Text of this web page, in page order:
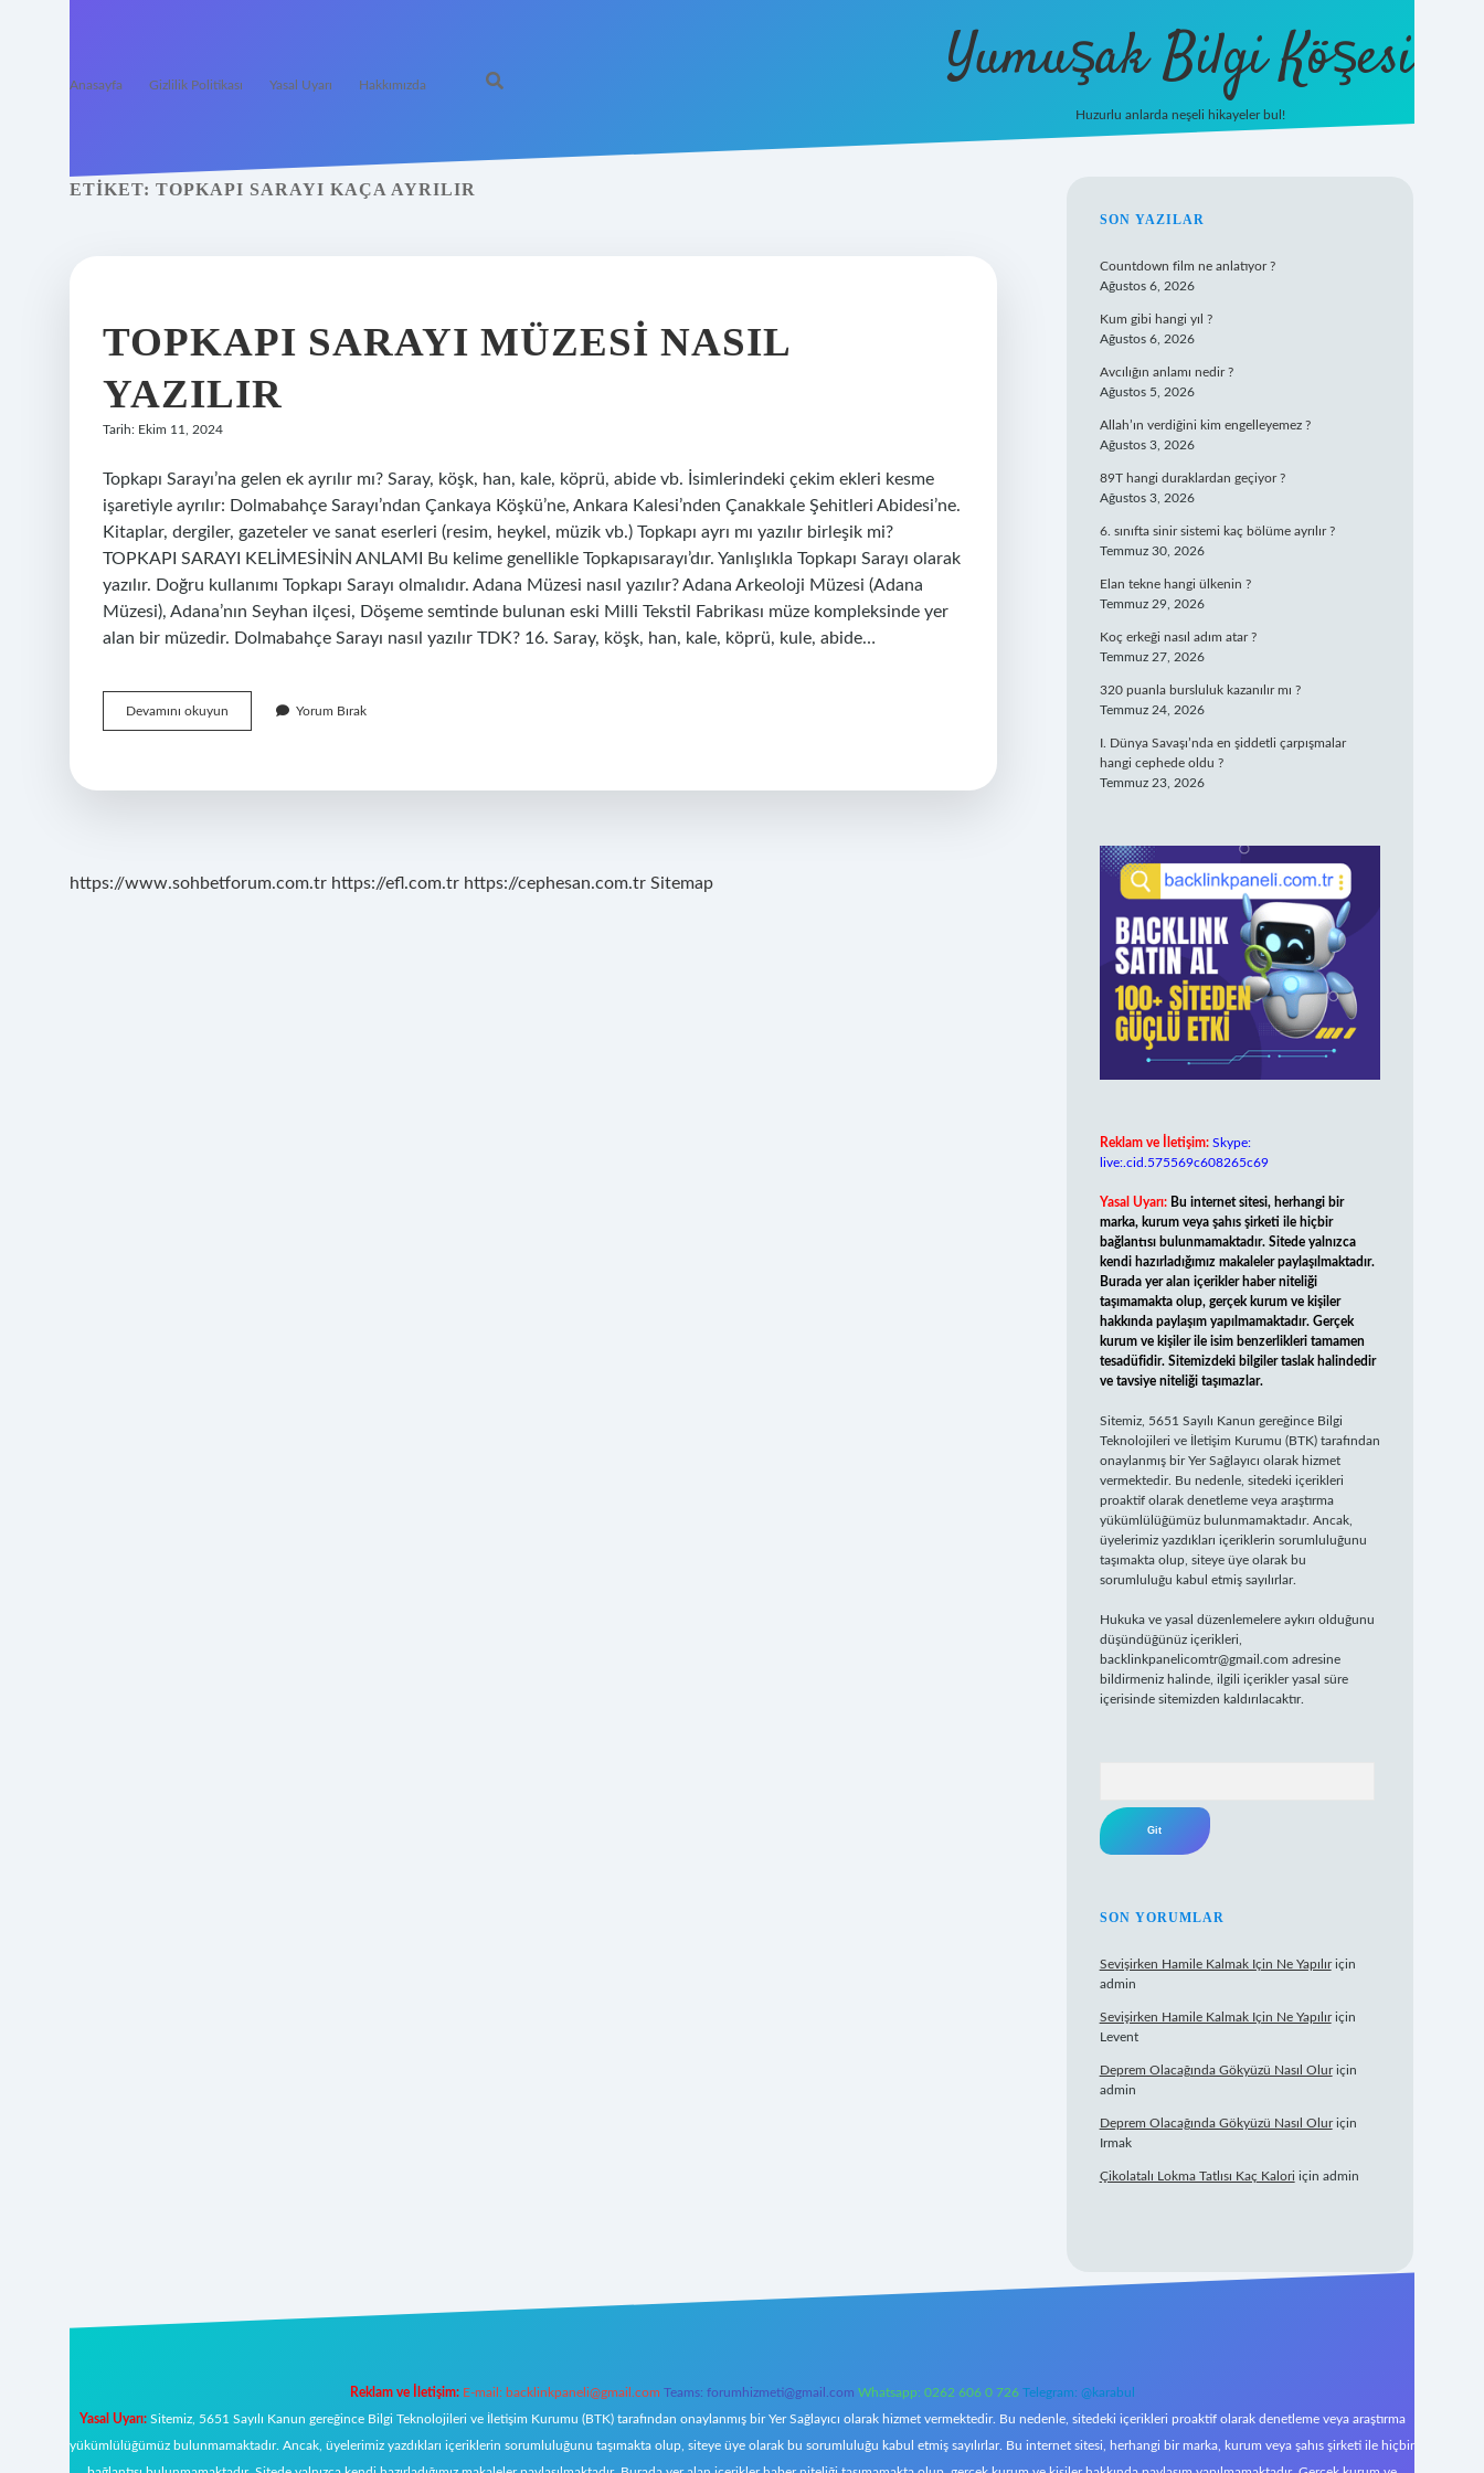
Anasayfa Gizlilik Politikası Yasal Uyarı Hakkımızda Yumuşak Bilgi Köşesi
Huzurlu anlarda neşeli hikayeler bul!
ETIKET: TOPKAPI SARAYI KAÇA AYRILIR
TOPKAPI SARAYI MÜZESI NASIL
YAZILIR
Tarih: Ekim 11, 2024
Topkapı Sarayı’na gelen ek ayrılır mı? Saray, köşk, han, kale, köprü, abide vb. İsimlerindeki çekim ekleri kesme
işaretiyle ayrılır: Dolmabahçe Sarayı’ndan Çankaya Köşkü’ne, Ankara Kalesi’nden Çanakkale Şehitleri Abidesi’ne.
Kitaplar, dergiler, gazeteler ve sanat eserleri (resim, heykel, müzik vb.) Topkapı ayrı mı yazılır birleşik mi?
TOPKAPI SARAYI KELİMESİNİN ANLAMI Bu kelime genellikle Topkapısarayı’dır. Yanlışlıkla Topkapı Sarayı olarak
yazılır. Doğru kullanımı Topkapı Sarayı olmalıdır. Adana Müzesi nasıl yazılır? Adana Arkeoloji Müzesi (Adana
Müzesi), Adana’nın Seyhan ilçesi, Döşeme semtinde bulunan eski Milli Tekstil Fabrikası müze kompleksinde yer
alan bir müzedir. Dolmabahçe Sarayı nasıl yazılır TDK? 16. Saray, köşk, han, kale, köprü, kule, abide…
Devamını okuyun
Sarayı
Yazılır
Yorum Bırak
https://www.sohbetforum.com.tr https://efl.com.tr https://cephesan.com.tr Sitemap
SIDEBAR
SON YAZILAR
Countdown film ne anlatıyor ?
Ağustos 6, 2026
Kum gibi hangi yıl ?
Ağustos 6, 2026
Avcılığın anlamı nedir ?
Ağustos 5, 2026
Allah’ın verdiğini kim engelleyemez ?
Ağustos 3, 2026
89T hangi duraklardan geçiyor ?
Ağustos 3, 2026
6. sınıfta sinir sistemi kaç bölüme ayrılır ?
Temmuz 30, 2026
Elan tekne hangi ülkenin ?
Temmuz 29, 2026
Koç erkeği nasıl adım atar ?
Temmuz 27, 2026
320 puanla bursluluk kazanılır mı ?
Temmuz 24, 2026
I. Dünya Savaşı’nda en şiddetli çarpışmalar
hangi cephede oldu ?
Temmuz 23, 2026
Reklam ve İletişim: Skype:
live:.cid.575569c608265c69
Yasal Uyarı: Bu internet sitesi, herhangi bir
marka, kurum veya şahıs şirketi ile hiçbir
bağlantısı bulunmamaktadır. Sitede yalnızca
kendi hazırladığımız makaleler paylaşılmaktadır.
Burada yer alan içerikler haber niteliği
taşımamakta olup, gerçek kurum ve kişiler
hakkında paylaşım yapılmamaktadır. Gerçek
kurum ve kişiler ile isim benzerlikleri tamamen
tesadüfidir. Sitemizdeki bilgiler taslak halindedir
ve tavsiye niteliği taşımazlar.
Sitemiz, 5651 Sayılı Kanun gereğince Bilgi
Teknolojileri ve İletişim Kurumu (BTK) tarafından
onaylanmış bir Yer Sağlayıcı olarak hizmet
vermektedir. Bu nedenle, sitedeki içerikleri
proaktif olarak denetleme veya araştırma
yükümlülüğümüz bulunmamaktadır. Ancak,
üyelerimiz yazdıkları içeriklerin sorumluluğunu
taşımakta olup, siteye üye olarak bu
sorumluluğu kabul etmiş sayılırlar.
Hukuka ve yasal düzenlemelere aykırı olduğunu
düşündüğünüz içerikleri,
backlinkpanelicomtr@gmail.com adresine
bildirmeniz halinde, ilgili içerikler yasal süre
içerisinde sitemizden kaldırılacaktır.
SON YORUMLAR
Sevişirken Hamile Kalmak Için Ne Yapılıriçin
admin
Sevişirken Hamile Kalmak Için Ne Yapılıriçin
Levent
Deprem Olacağında Gökyüzü Nasıl Oluriçin
admin
Deprem Olacağında Gökyüzü Nasıl Oluriçin
Irmak
Çikolatalı Lokma Tatlısı Kaç Kalori için admin
Reklam ve İletişim: E-mail: backlinkpaneli@gmail.com Teams: forumhizmeti@gmail.com Whatsapp: 0262 606 0 726 Telegram: @karabul
Yasal Uyarı:Sitemiz, 5651 Sayılı Kanun gereğince Bilgi Teknolojileri ve İletişim Kurumu (BTK) tarafından onaylanmış bir Yer Sağlayıcı olarak hizmet vermektedir. Bu nedenle, sitedeki içerikleri proaktif olarak denetleme veya araştırma
yükümlülüğümüz bulunmamaktadır. Ancak, üyelerimiz yazdıkları içeriklerin sorumluluğunu taşımakta olup, siteye üye olarak bu sorumluluğu kabul etmiş sayılırlar. Bu internet sitesi, herhangi bir marka, kurum veya şahıs şirketi ile hiçbir